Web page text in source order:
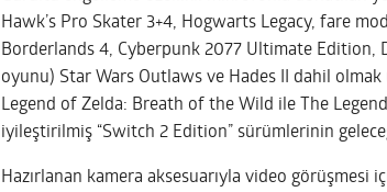
Hawk’s Pro Skater 3+4, Hogwarts Legacy, fare
Borderlands 4, Cyberpunk 2077 Ultimate Edition,
oyunu) Star Wars Outlaws ve Hades II dahil olmak
Legend of Zelda: Breath of the Wild ile The
iyileştirilmiş “Switch 2 Edition” sürümlerinin
Hazırlanan kamera aksesuarıyla video görüşmesi